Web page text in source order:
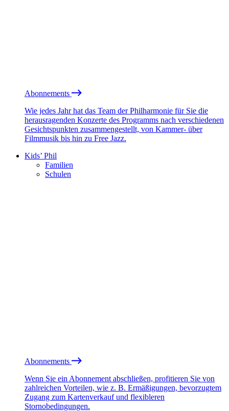
Abonnements
Wie jedes Jahr hat das Team der Philharmonie für Sie die
herausragenden Konzerte des Programms nach verschiedenen
Gesichtspunkten zusammengestellt, von Kammer- über
Filmmusik bis hin zu Free Jazz.
Kids’ Phil
Familien
Schulen
Abonnements
Wenn Sie ein Abonnement abschließen, profitieren Sie von
zahlreichen Vorteilen, wie z. B. Ermäßigungen, bevorzugtem
Zugang zum Kartenverkauf und flexibleren
Stornobedingungen.